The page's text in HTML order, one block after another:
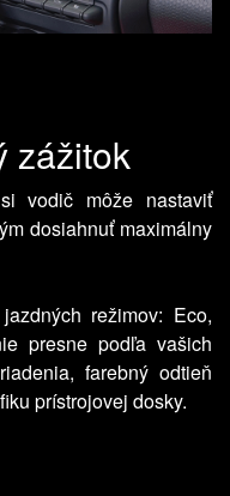
zážitok
vodič môže nastaviť
dosiahnuť maximálny
režimov: Eco,
presne podľa vašich
farebný odtieň
prístrojovej dosky.